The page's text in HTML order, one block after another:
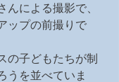
んによる撮影で、
ップの前撮りで
の子どもたちが制
うを並べていま